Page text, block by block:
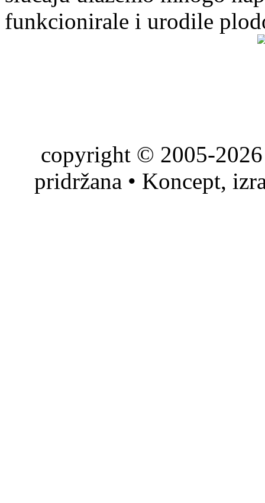
funkcionirale i urodile
copyright © 2005-
pridržana • Koncept,